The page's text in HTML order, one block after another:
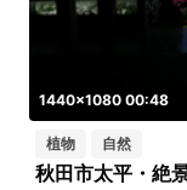
1440x1080 00:48
植物 自然
秋田市太平・絶